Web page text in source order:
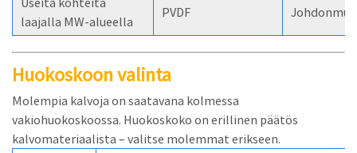
laajalla MW-alueella
PVDF
Huokoskoon valinta
Molempia kalvoja on saatavana kolmessa
vakiohuokoskoossa. Huokoskoko on erillinen päätös
kalvomateriaalista – valitse molemmat erikseen.